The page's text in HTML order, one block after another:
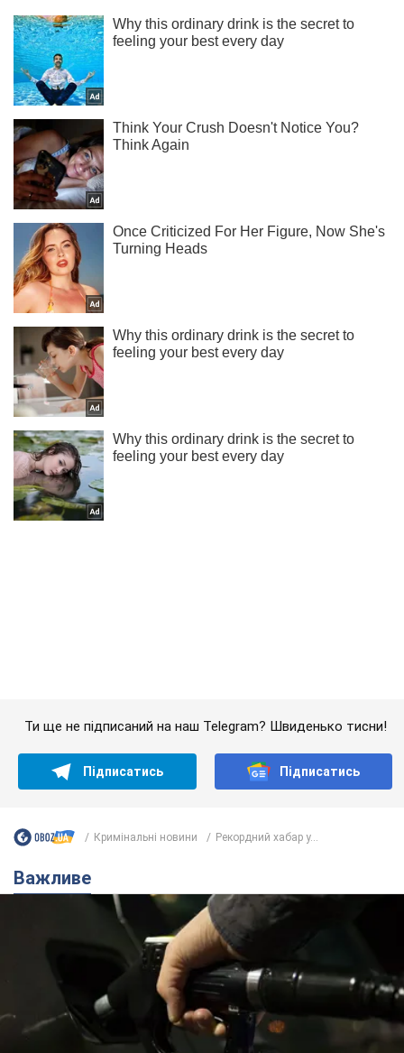
АЗС "готуються" до суттєвого підвищення цін:
українцям розповіли, чого очікувати
Як на заправках уже змінили вартість пального
11 годин тому